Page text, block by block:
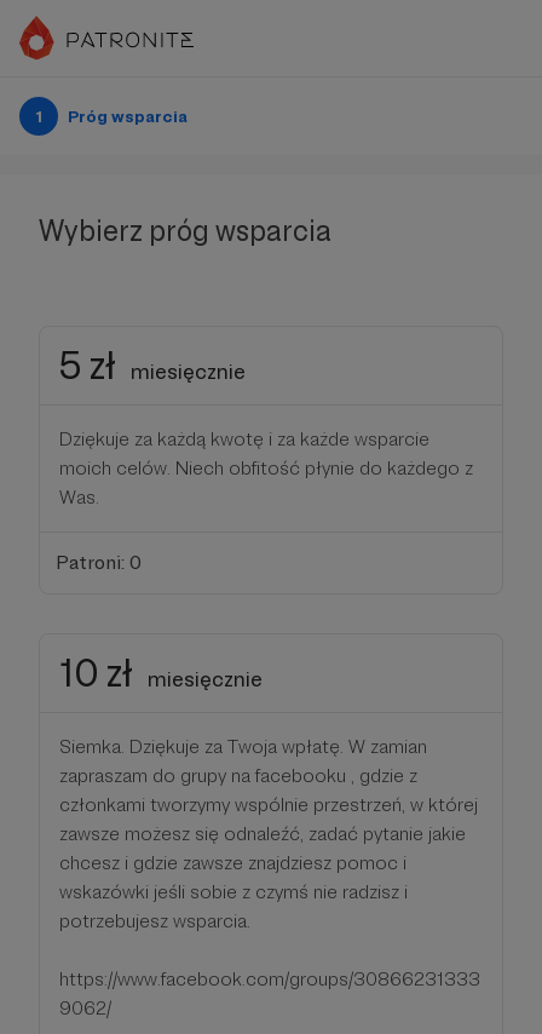
1 Próg wsparcia
Wybierz próg wsparcia
5 zł miesięcznie
Dziękuje za każdą kwotę i za każde wsparcie
moich celów. Niech obfitość płynie do każdego z
Was.
Patroni: 0
10 zł miesięcznie
Siemka. Dziękuje za Twoja wpłatę. W zamian
zapraszam do grupy na facebooku , gdzie z
członkami tworzymy wspólnie przestrzeń, w której
zawsze możesz się odnaleźć, zadać pytanie jakie
chcesz i gdzie zawsze znajdziesz pomoc i
wskazówki jeśli sobie z czymś nie radzisz i
potrzebujesz wsparcia.
https://www.facebook.com/groups/30866231333
9062/